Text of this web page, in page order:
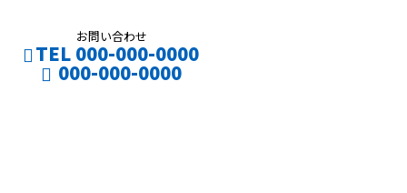
お問い合わせ
TEL 000-000-0000
000-000-0000